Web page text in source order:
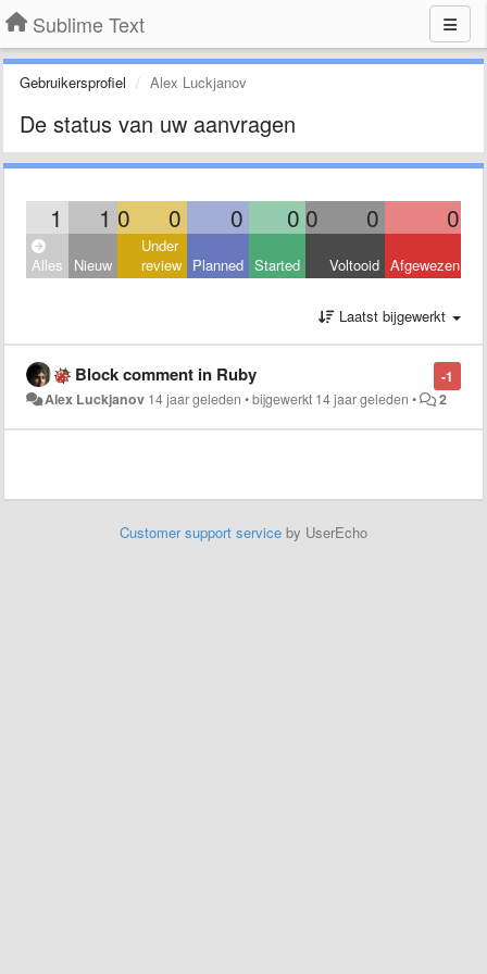
Sublime Text
Gebruikersprofiel Alex Luckjanov
De status van uw aanvragen
1 1 0 0 0 0 0 0 0
Alles Nieuw
Under
review Planned Started Voltooid Afgewezen
Laatst bijgewerkt
-1
Block comment in Ruby
Alex Luckjanov 14 jaar geleden •bijgewerkt 14 jaar geleden • 2
Customer support service by UserEcho